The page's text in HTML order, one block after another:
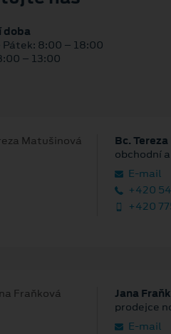
doba
Pátek: 8:00 – 18:00
– 13:00
Bc.
obchodní
E‑mail
+420
+420
Jana
prodejce
E‑mail